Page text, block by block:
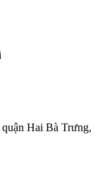
Hai Bà Trưng,